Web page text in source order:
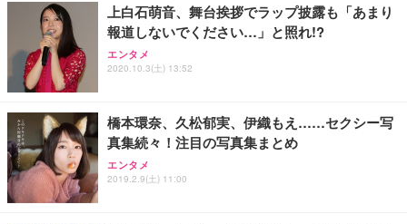
務用 おしゃれ パソコンチェア (ホワイト)
ANDWINT オフィスチェア デスクチェア 肘なし メ
ッシュ 通気性 ランバーサポート付き 腰サポート ガ
ス圧無段階昇降 360度回転 キャスター付き コンパク
【MiniLED/24.5inch/280Hz/FHD】GRAPHT THE S
HOOTER Gaming Monitor 24” Essential ゲーミン
グモニター QD 24.5インチ 1ms FHD 量子ドット 残
アイリスオーヤマ ペットシーツ 超厚型 お徳用 レギ
ュラー 200枚入【Amazon.co.jp限定】
上白石萌音、舞台挨拶でラップ披露も「あまり
報道しないでください…」と照れ!?
エンタメ
2020.10.3(土) 13:52
橋本環奈、久松郁実、伊織もえ……セクシー写
真集続々！注目の写真集まとめ
エンタメ
2019.2.9(土) 11:00